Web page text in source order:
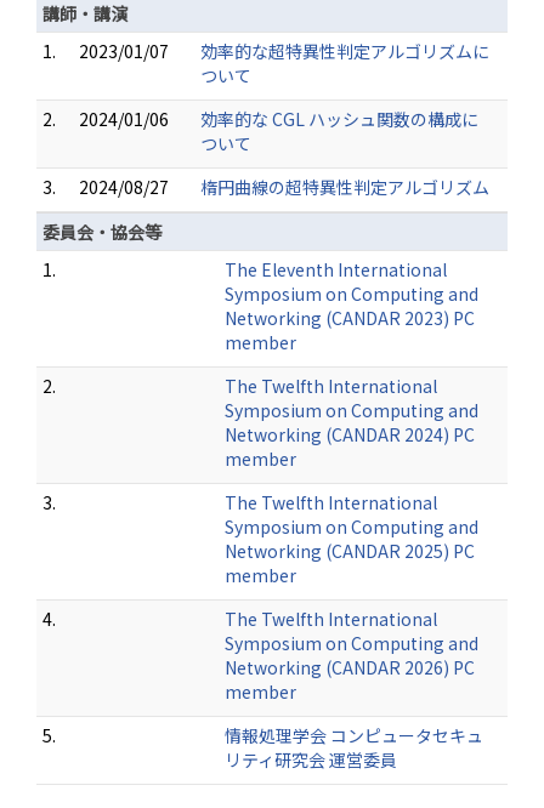
講師・講演
1.
2023/01/07
効率的な超特異性判定アルゴリズムに
ついて
2.
2024/01/06
効率的な CGL ハッシュ関数の構成に
ついて
3.
2024/08/27
楕円曲線の超特異性判定アルゴリズム
委員会・協会等
1.
The Eleventh International
Symposium on Computing and
Networking (CANDAR 2023) PC
member
2.
The Twelfth International
Symposium on Computing and
Networking (CANDAR 2024) PC
member
3.
The Twelfth International
Symposium on Computing and
Networking (CANDAR 2025) PC
member
4.
The Twelfth International
Symposium on Computing and
Networking (CANDAR 2026) PC
member
5.
情報処理学会 コンピュータセキュ
リティ研究会 運営委員